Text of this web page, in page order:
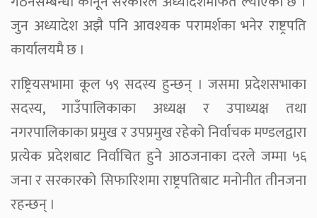
जुन अध्यादेश अझै पनि आवश्यक परामर्शका भनेर राष्ट्रपति
कार्यालयमै छ ।
राष्ट्रियसभामा कूल ५९ सदस्य हुन्छन् । जसमा प्रदेशसभाका
सदस्य, गाउँपालिकाका अध्यक्ष र उपाध्यक्ष तथा
नगरपालिकाका प्रमुख र उपप्रमुख रहेको निर्वाचक मण्डलद्वारा
प्रत्येक प्रदेशबाट निर्वाचित हुने आठजनाका दरले जम्मा ५६
जना र सरकारको सिफारिशमा राष्ट्रपतिबाट मनोनीत तीनजना
रहन्छन् ।